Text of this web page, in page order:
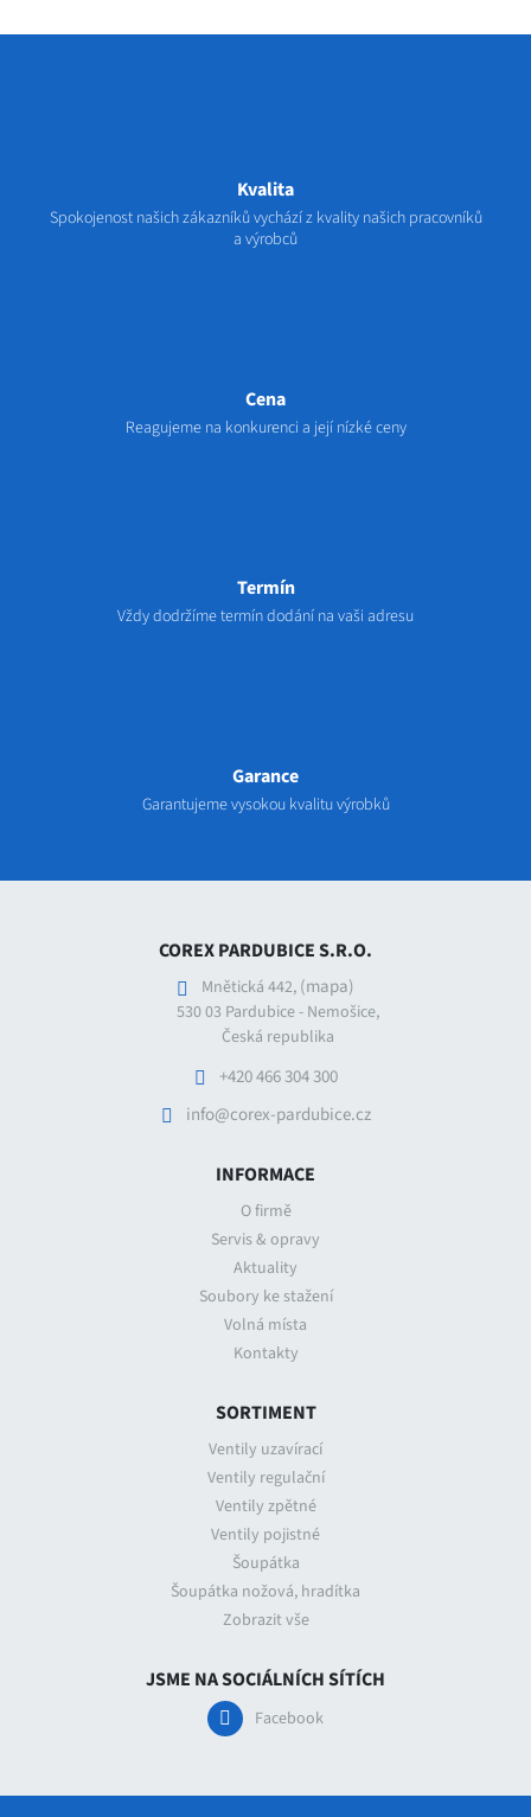
Kvalita
Spokojenost našich zákazníků vychází z kvality našich pracovníků
a výrobců
Cena
Reagujeme na konkurenci a její nízké ceny
Termín
Vždy dodržíme termín dodání na vaši adresu
Garance
Garantujeme vysokou kvalitu výrobků
COREX PARDUBICE S.R.O.
Mnětická 442, (mapa)
530 03 Pardubice - Nemošice,
Česká republika
+420 466 304 300
info@corex-pardubice.cz
INFORMACE
O firmě
Servis & opravy
Aktuality
Soubory ke stažení
Volná místa
Kontakty
SORTIMENT
Ventily uzavírací
Ventily regulační
Ventily zpětné
Ventily pojistné
Šoupátka
Šoupátka nožová, hradítka
Zobrazit vše
JSME NA SOCIÁLNÍCH SÍTÍCH
Facebook